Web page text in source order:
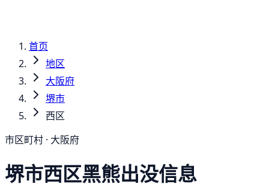
首页
地区
大阪府
堺市
西区
市区町村 · 大阪府
堺市西区黑熊出没信息